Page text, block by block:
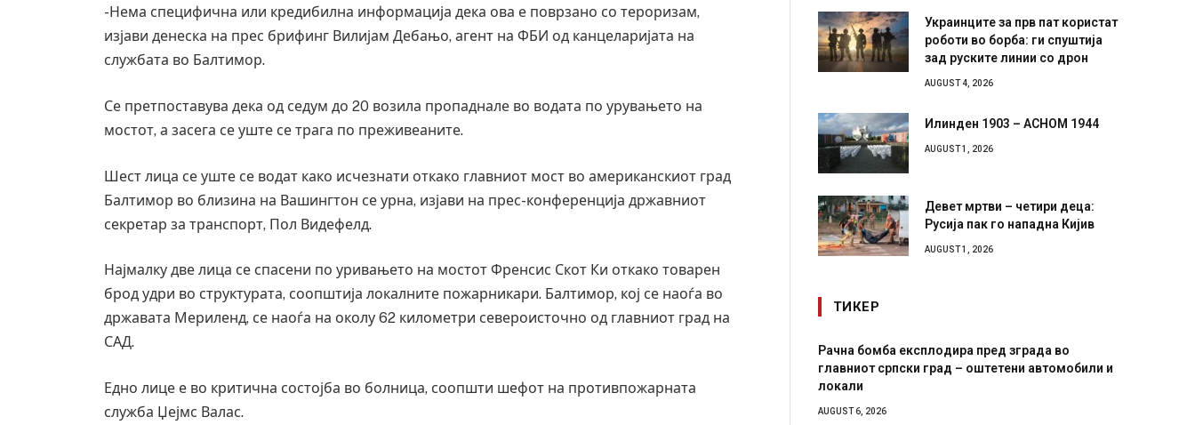
-Нема специфична или кредибилна информација дека ова е поврзано со тероризам,
изјави денеска на прес брифинг Вилијам Дебањо, агент на ФБИ од канцеларијата на
службата во Балтимор.
Се претпоставува дека од седум до 20 возила пропаднале во водата по урувањето на
мостот, а засега се уште се трага по преживеаните.
Шест лица се уште се водат како исчезнати откако главниот мост во американскиот град
Балтимор во близина на Вашингтон се урна, изјави на прес-конференција државниот
секретар за транспорт, Пол Видефелд.
Најмалку две лица се спасени по уривањето на мостот Френсис Скот Ки откако товарен
брод удри во структурата, соопштија локалните пожарникари. Балтимор, кој се наоѓа во
државата Мериленд, се наоѓа на околу 62 километри североисточно од главниот град на
САД.
Едно лице е во критична состојба во болница, соопшти шефот на противпожарната
служба Џејмс Валас.
Украинците за прв пат користат
роботи во борба: ги спуштија
зад руските линии со дрон
AUGUST 4, 2026
Илинден 1903 – АСНОМ 1944
AUGUST 1, 2026
Девет мртви – четири деца:
Русија пак го нападна Кијив
AUGUST 1, 2026
ТИКЕР
Рачна бомба експлодира пред зграда во
главниот српски град – оштетени автомобили и
И Данска се
11-месечна воена